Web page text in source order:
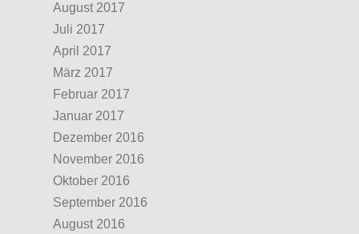
August 2017
Juli 2017
April 2017
März 2017
Februar 2017
Januar 2017
Dezember 2016
November 2016
Oktober 2016
September 2016
August 2016